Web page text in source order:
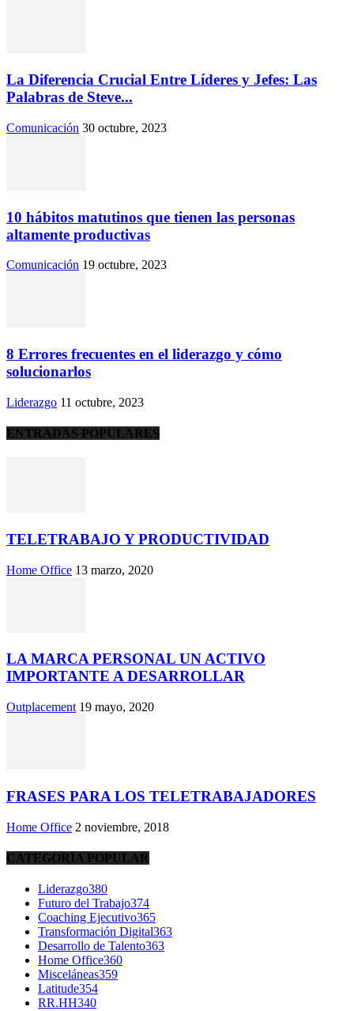
La Diferencia Crucial Entre Líderes y Jefes: Las
Palabras de Steve...
Comunicación 30 octubre, 2023
10 hábitos matutinos que tienen las personas
altamente productivas
Comunicación 19 octubre, 2023
8 Errores frecuentes en el liderazgo y cómo
solucionarlos
Liderazgo 11 octubre, 2023
ENTRADAS POPULARES
TELETRABAJO Y PRODUCTIVIDAD
Home Office 13 marzo, 2020
LA MARCA PERSONAL UN ACTIVO
IMPORTANTE A DESARROLLAR
Outplacement 19 mayo, 2020
FRASES PARA LOS TELETRABAJADORES
Home Office 2 noviembre, 2018
CATEGORÍA POPULAR
Liderazgo380
Futuro del Trabajo374
Coaching Ejecutivo365
Transformación Digital363
Desarrollo de Talento363
Home Office360
Misceláneas359
Latitude354
RR.HH340